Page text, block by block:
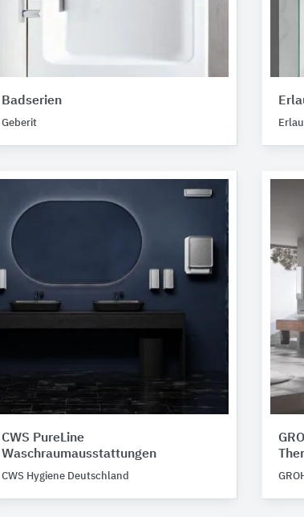
Badserien
Geberit Erlau
CWS PureLine
Waschraumausstattungen
CWS Hygiene Deutschland